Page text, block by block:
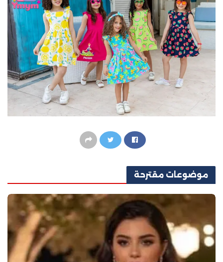
موضوعات مقترحة